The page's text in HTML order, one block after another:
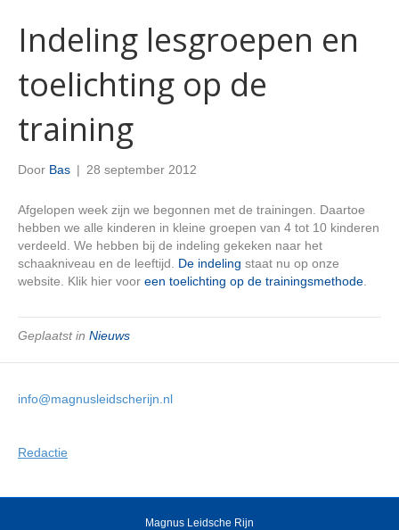
Indeling lesgroepen en
toelichting op de
training
Door Bas | 28 september 2012
Afgelopen week zijn we begonnen met de trainingen. Daartoe
hebben we alle kinderen in kleine groepen van 4 tot 10 kinderen
verdeeld. We hebben bij de indeling gekeken naar het
schaakniveau en de leeftijd. De indeling staat nu op onze
website. Klik hier voor een toelichting op de trainingsmethode
Geplaatst in Nieuws
info@magnusleidscherijn.nl
Redactie
Magnus Leidsche Rijn